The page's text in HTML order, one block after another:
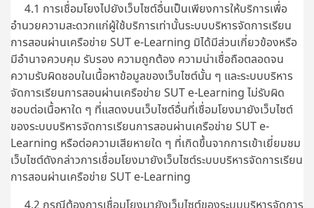
4.1 การเชื่อมโยงไปยังเว็บไซต์อื่นเป็นเพียงการให้บริการเพื่อ
อำนวยความสะดวกแก่ผู้ใช้บริการเท่านั้นระบบบริหารจัดการเรียน
การสอนผ่านเครือข่าย SUT e-Learning มิได้มีส่วนเกี่ยวข้องหรือ
มีอำนาจควบคุม รับรอง ความถูกต้อง ความน่าเชื่อถือตลอดจน
ความรับผิดชอบในเนื้อหาข้อมูลของเว็บไซต์นั้น ๆ และระบบบริหาร
จัดการเรียนการสอนผ่านเครือข่าย SUT e-Learning ไม่รับผิด
ชอบต่อเนื้อหาใด ๆ ที่แสดงบนเว็บไซต์อื่นที่เชื่อมโยงมายังเว็บไซต์
ของระบบบริหารจัดการเรียนการสอนผ่านเครือข่าย SUT e-
Learning หรือต่อความเสียหายใด ๆ ที่เกิดขึ้นจากการเข้าเยี่ยมชม
เว็บไซต์ดังกล่าวการเชื่อมโยงมายังเว็บไซต์ระบบบริหารจัดการเรียน
การสอนผ่านเครือข่าย SUT e-Learning
4.2 กรณีต้องการเชื่อมโยงมายังเว็บไซต์ของระบบบริหารจัดการ